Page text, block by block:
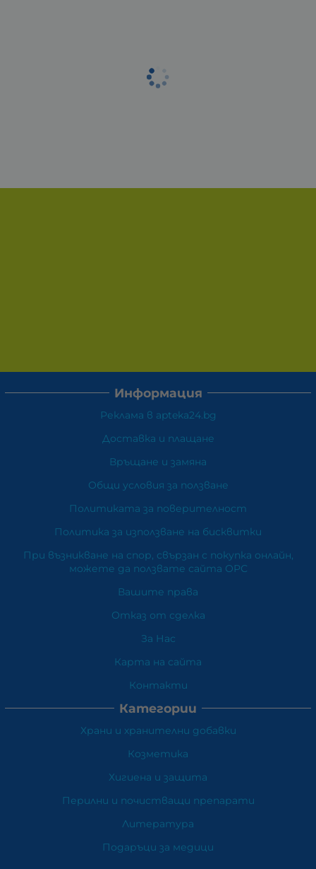
Информация
Реклама в apteka24.bg
Доставка и плащане
Връщане и замяна
Общи условия за ползване
Политиката за поверителност
Политика за използване на бисквитки
При възникване на спор, свързан с покупка онлайн,
можете да ползвате сайта ОРС
Вашите права
Отказ от сделка
За Нас
Карта на сайта
Контакти
Категории
Храни и хранителни добавки
Козметика
Хигиена и защита
Перилни и почистващи препарати
Литература
Подаръци за медици